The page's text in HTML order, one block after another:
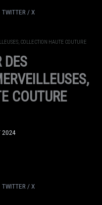
TWITTER / X
COLLECTION HAUTE COUTURE
DES
COUTURE
2024
TWITTER / X